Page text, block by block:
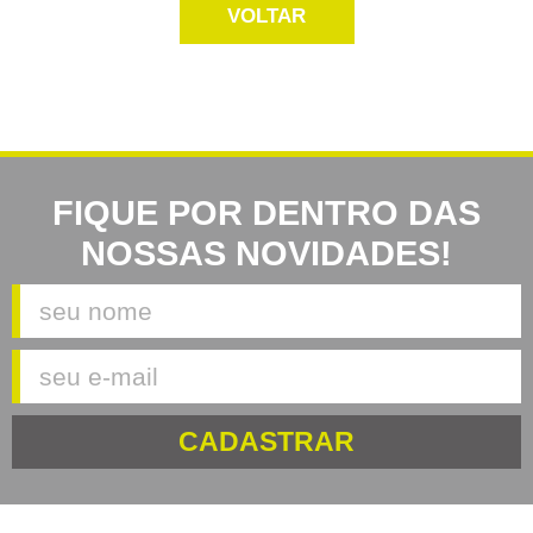
VOLTAR
FIQUE POR DENTRO DAS
NOSSAS NOVIDADES!
CADASTRAR